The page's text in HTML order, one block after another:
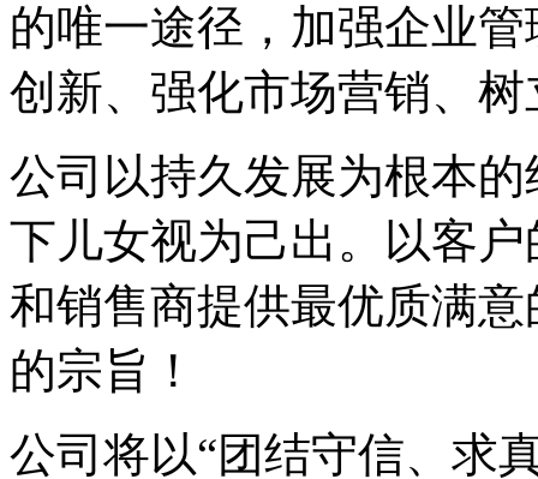
的唯一途径，加强企业
创新、强化市场营销、
公司以持久发展为根本
下儿女视为己出。以客
和销售商提供最优质满
的宗旨！
公司将以“团结守信、求